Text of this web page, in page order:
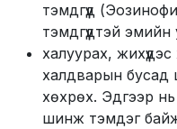
тэмдгүүд
тэмдгүүдтэй
халуурах,
халдварын бусад
хөхрөх. Эдгээр нь
шинж тэмдэг